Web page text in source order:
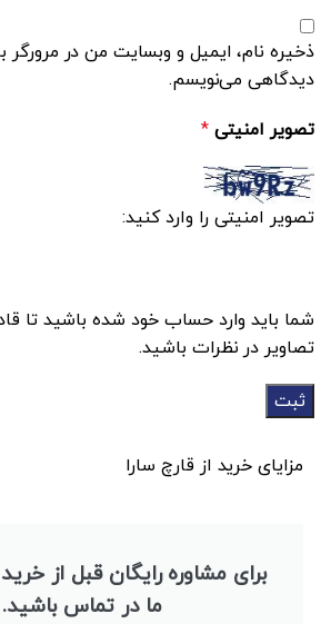
ذخیره نام، ایمیل و وبسایت من در مرورگر
دیدگاهی می‌نویسم.
تصویر امنیتی*
تصویر امنیتی را وارد کنید:
شما باید وارد حساب خود شده باشید تا
تصاویر در نظرات باشید.
مزایای خرید از قارچ سارا
برای مشاوره رایگان قبل از
ما در تماس باشید.